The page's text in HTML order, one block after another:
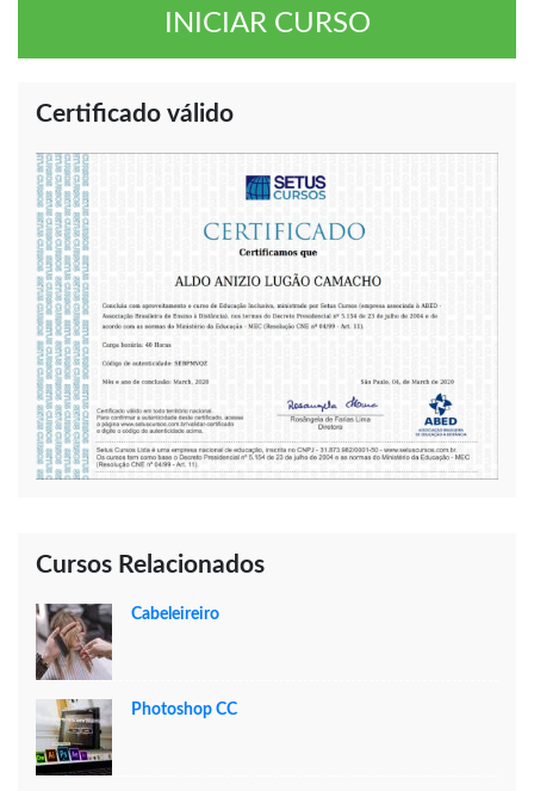
INICIAR CURSO
Certificado válido
Cursos Relacionados
Cabeleireiro
Photoshop CC